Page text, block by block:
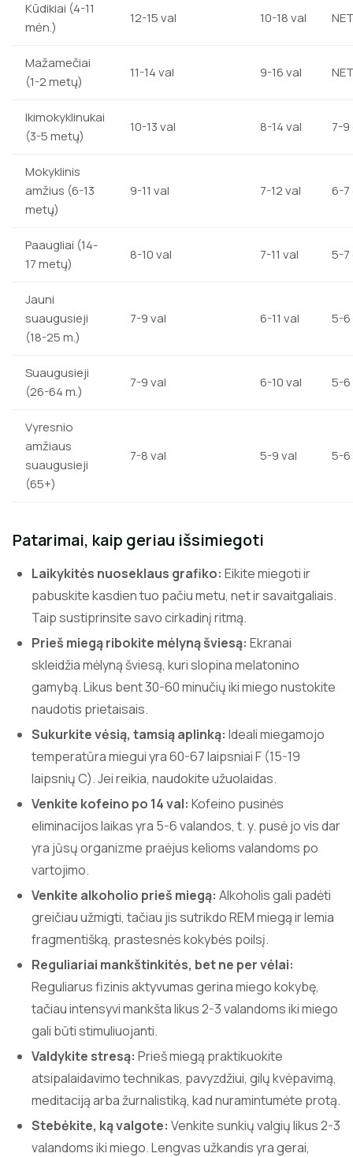
Kūdikiai (4-11
mėn.)
12-15 val 10-18 val
Mažamečiai
(1-2 metų)
11-14 val 9-16 val
Ikimokyklinukai
(3-5 metų)
10-13 val 8-14 val 7-9
Mokyklinis
amžius (6-13
metų)
9-11 val 7-12 val 6-7
Paaugliai (14-
17 metų)
8-10 val 7-11 val 5-7
Jauni
suaugusieji
(18-25 m.)
7-9 val 6-11 val 5-6
Suaugusieji
(26-64 m.)
7-9 val 6-10 val 5-6
Vyresnio
amžiaus
suaugusieji
(65+)
7-8 val 5-9 val 5-6
Patarimai, kaip geriau išsimiegoti
Laikykitės nuoseklaus grafiko: Eikite miegoti ir
pabuskite kasdien tuo pačiu metu, net ir savaitgaliais.
Taip sustiprinsite savo cirkadinį ritmą.
Prieš miegą ribokite mėlyną šviesą: Ekranai
skleidžia mėlyną šviesą, kuri slopina melatonino
gamybą. Likus bent 30-60 minučių iki miego nustokite
naudotis prietaisais.
Sukurkite vėsią, tamsią aplinką: Ideali miegamojo
temperatūra miegui yra 60-67 laipsniai F (15-19
laipsnių C). Jei reikia, naudokite užuolaidas.
Venkite kofeino po 14 val: Kofeino pusinės
eliminacijos laikas yra 5-6 valandos, t. y. pusė jo vis dar
yra jūsų organizme praėjus kelioms valandoms po
vartojimo.
Venkite alkoholio prieš miegą: Alkoholis gali padėti
greičiau užmigti, tačiau jis sutrikdo REM miegą ir lemia
fragmentišką, prastesnės kokybės poilsį.
Reguliariai mankštinkitės, bet ne per vėlai:
Reguliarus fizinis aktyvumas gerina miego kokybę,
tačiau intensyvi mankšta likus 2-3 valandoms iki miego
gali būti stimuliuojanti.
Valdykite stresą: Prieš miegą praktikuokite
atsipalaidavimo technikas, pavyzdžiui, gilų kvėpavimą,
meditaciją arba žurnalistiką, kad nuramintumėte protą.
Stebėkite, ką valgote: Venkite sunkių valgių likus 2-3
valandoms iki miego. Lengvas užkandis yra gerai,